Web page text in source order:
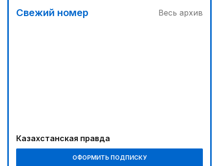
МЧС запустило новые станции мониторинга
Свежий номер Весь архив
Казахстанская правда
ОФОРМИТЬ ПОДПИСКУ